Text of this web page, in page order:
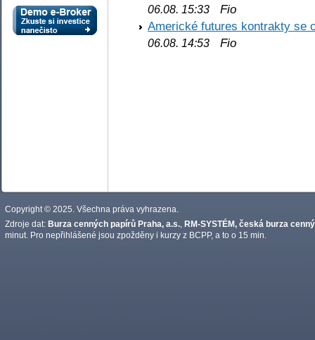
06.08. 15:33 Fio
Americké futures kontrakty se
06.08. 14:53 Fio
Copyright © 2025. Všechna práva vyhrazena.
Zdroje dat: Burza cenných papírů Praha, a.s. RM-SYSTÉM, česká burza
minut. Pro nepřihlášené jsou zpožděny i kurzy z BCPP, a to o 15 min.